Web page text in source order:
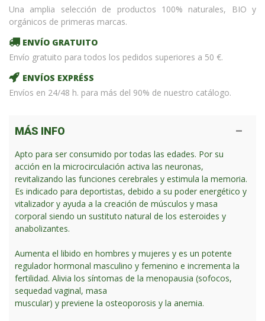
Una amplia selección de productos 100% naturales, BIO y
orgánicos de primeras marcas.
ENVÍO GRATUITO
Envío gratuito para todos los pedidos superiores a 50 €.
ENVÍOS EXPRÉSS
Envíos en 24/48 h. para más del 90% de nuestro catálogo.
MÁS INFO
Apto para ser consumido por todas las edades. Por su
acción en la microcirculación activa las neuronas,
revitalizando las funciones cerebrales y estimula la memoria.
Es indicado para deportistas, debido a su poder energético y
vitalizador y ayuda a la creación de músculos y masa
corporal siendo un sustituto natural de los esteroides y
anabolizantes.
Aumenta el libido en hombres y mujeres y es un potente
regulador hormonal masculino y femenino e incrementa la
fertilidad. Alivia los síntomas de la menopausia (sofocos,
sequedad vaginal, masa
muscular) y previene la osteoporosis y la anemia.